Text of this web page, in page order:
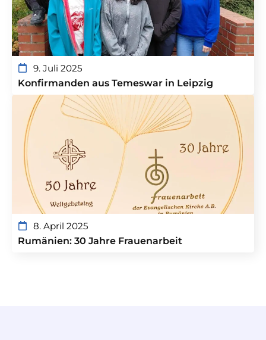
9. Juli 2025
Konfirmanden aus Temeswar in Leipzig
8. April 2025
Rumänien: 30 Jahre Frauenarbeit